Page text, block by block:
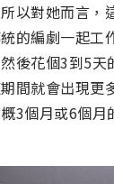
以對她而言，
的編劇一起工
後花個3到5天
間就會出現更
3個月或6個月